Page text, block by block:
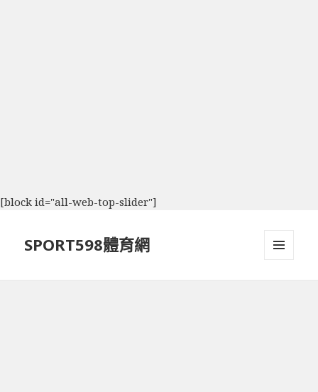
[block id="all-web-top-slider"]
SPORT598體育網